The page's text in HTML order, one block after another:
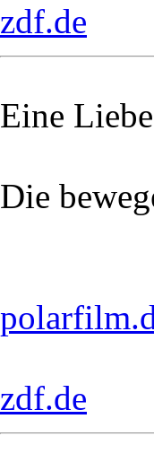
zdf.de
Eine
Die
zdf.de